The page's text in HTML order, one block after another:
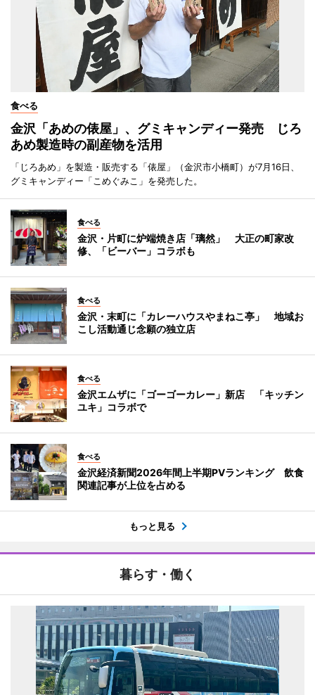
食べる
金沢「あめの俵屋」、グミキャンディー発売 じろ
あめ製造時の副産物を活用
「じろあめ」を製造・販売する「俵屋」（金沢市小橋町）が7月16日、
グミキャンディー「こめぐみこ」を発売した。
食べる
金沢・片町に炉端焼き店「璃然」 大正の町家改
修、「ビーバー」コラボも
食べる
金沢・末町に「カレーハウスやまねこ亭」 地域お
こし活動通じ念願の独立店
食べる
金沢エムザに「ゴーゴーカレー」新店 「キッチン
ユキ」コラボで
食べる
金沢経済新聞2026年間上半期PVランキング 飲食
関連記事が上位を占める
もっと見る
暮らす・働く